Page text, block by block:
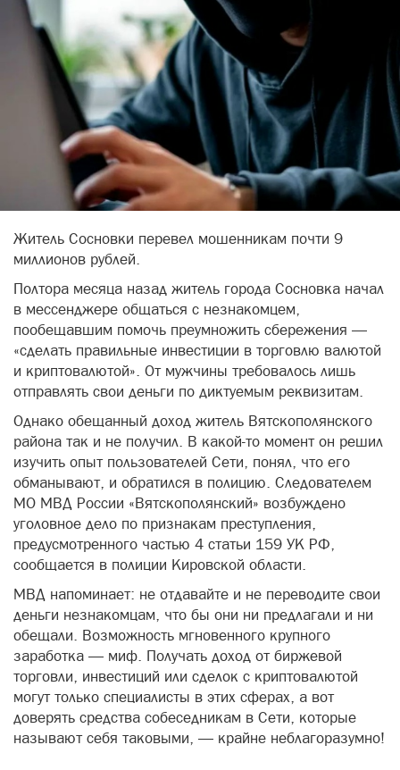
Житель Сосновки перевел мошенникам почти 9
миллионов рублей.
Полтора месяца назад житель города Сосновка начал
в мессенджере общаться с незнакомцем,
пообещавшим помочь преумножить сбережения —
«сделать правильные инвестиции в торговлю валютой
и криптовалютой». От мужчины требовалось лишь
отправлять свои деньги по диктуемым реквизитам.
Однако обещанный доход житель Вятскополянского
района так и не получил. В какой-то момент он решил
изучить опыт пользователей Сети, понял, что его
обманывают, и обратился в полицию. Следователем
МО МВД России «Вятскополянский» возбуждено
уголовное дело по признакам преступления,
предусмотренного частью 4 статьи 159 УК РФ,
сообщается в полиции Кировской области.
МВД напоминает: не отдавайте и не переводите свои
деньги незнакомцам, что бы они ни предлагали и ни
обещали. Возможность мгновенного крупного
заработка — миф. Получать доход от биржевой
торговли, инвестиций или сделок с криптовалютой
могут только специалисты в этих сферах, а вот
доверять средства собеседникам в Сети, которые
называют себя таковыми, — крайне неблагоразумно!